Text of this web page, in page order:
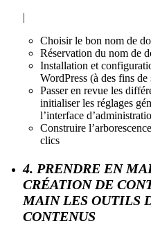
|
Choisir le bon nom de
Réservation du nom de
Installation et
WordPress (à des fins de
Passer en revue les
initialiser les réglages
l’interface
Construire
clics
4. PRENDRE EN
CRÉATION DE
MAIN LES OUTILS
CONTENUS